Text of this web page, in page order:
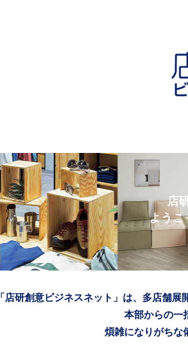
店
ようこ
「店研創意ビジネスネット」は、多店舗
本部からの一
煩雑になりがちな